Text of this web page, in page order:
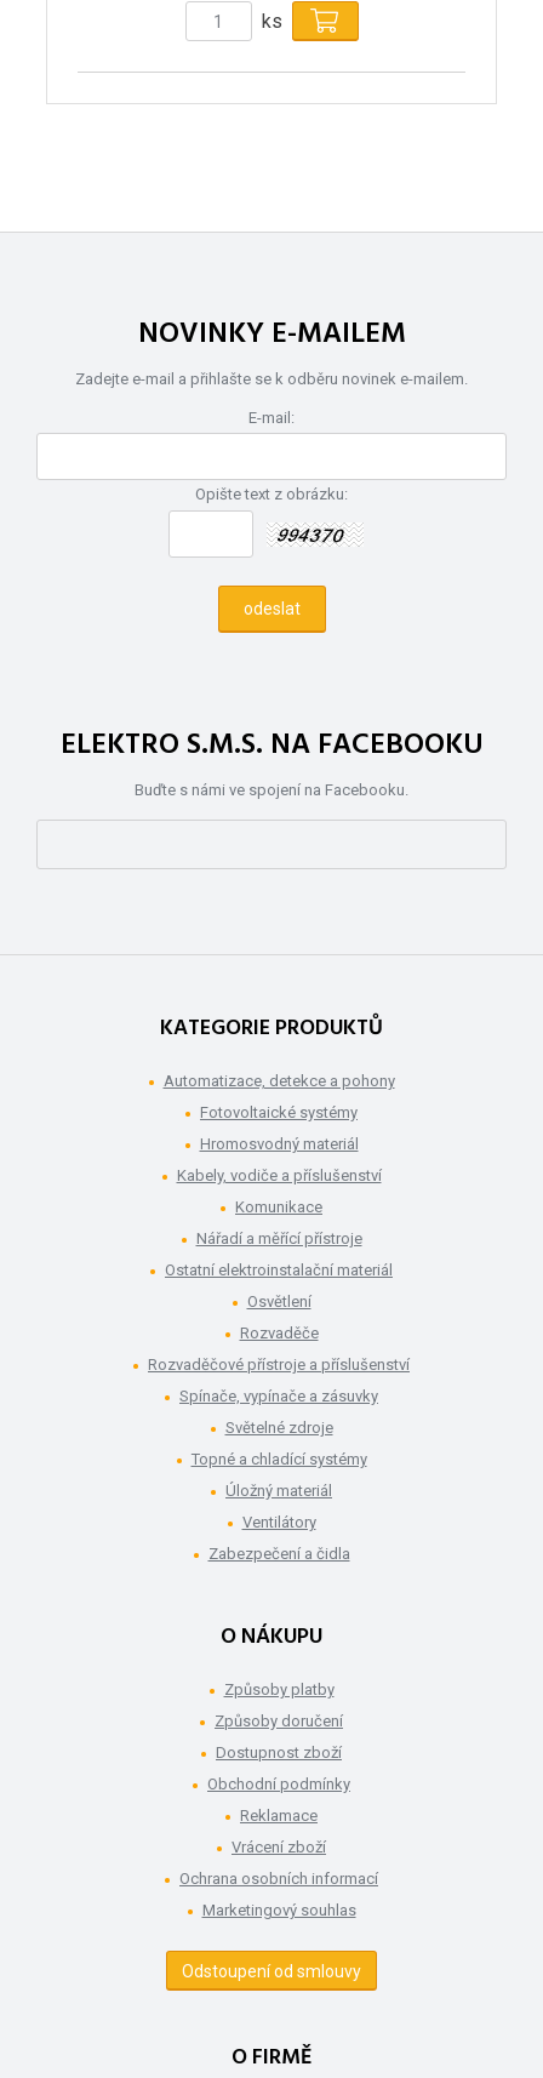
ks
NOVINKY E-MAILEM
Zadejte e-mail a přihlašte se k odběru novinek e-mailem.
E-mail:
Opište text z obrázku:
ELEKTRO S.M.S. NA FACEBOOKU
Buďte s námi ve spojení na Facebooku.
KATEGORIE PRODUKTŮ
Automatizace, detekce a pohony
Fotovoltaické systémy
Hromosvodný materiál
Kabely, vodiče a příslušenství
Komunikace
Nářadí a měřící přístroje
Ostatní elektroinstalační materiál
Osvětlení
Rozvaděče
Rozvaděčové přístroje a příslušenství
Spínače, vypínače a zásuvky
Světelné zdroje
Topné a chladící systémy
Úložný materiál
Ventilátory
Zabezpečení a čidla
O NÁKUPU
Způsoby platby
Způsoby doručení
Dostupnost zboží
Obchodní podmínky
Reklamace
Vrácení zboží
Ochrana osobních informací
Marketingový souhlas
Odstoupení od smlouvy
O FIRMĚ